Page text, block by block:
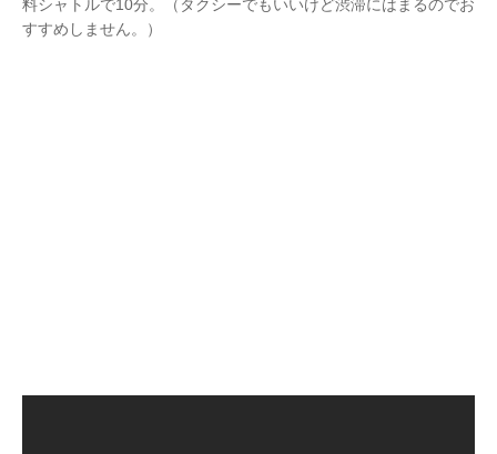
料シャトルで10分。（タクシーでもいいけど渋滞にはまるのでお
すすめしません。）